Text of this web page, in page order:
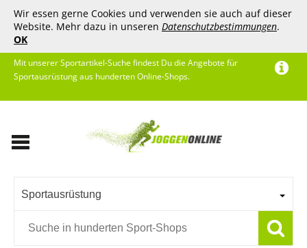
Wir essen gerne Cookies und verwenden sie auch auf dieser
Website. Mehr dazu in unseren Datenschutzbestimmungen.
OK
Mit unserer Sportartikel-Suche findest Du die Angebote für
Sportausrüstung aus hunderten Online-Shops.
Sportausrüstung